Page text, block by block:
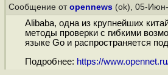
Сообщение от opennews (ok), 05-
Alibaba, одна из крупнейших
методы проверки с гибкими
языке Go и распространяется
Подробнее: https://